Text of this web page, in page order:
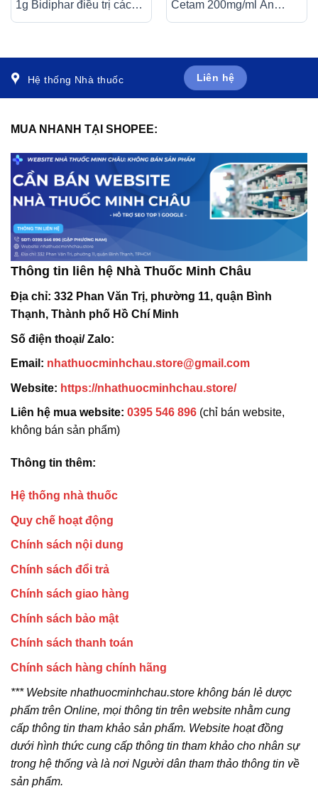
1g Bidiphar điều trị các
Cetam 200mg/ml An
Hệ thống Nhà thuốc Liên hệ
MUA NHANH TẠI SHOPEE:
Thông tin liên hệ Nhà Thuốc Minh Châu
Địa chỉ: 332 Phan Văn Trị, phường 11, quận Bình
Thạnh, Thành phố Hồ Chí Minh
Số điện thoại/ Zalo:
Email: nhathuocminhchau.store@gmail.com
Website: https://nhathuocminhchau.store/
Liên hệ mua website: 0395 546 896 (chỉ bán website,
không bán sản phẩm)
Thông tin thêm:
Hệ thống nhà thuốc
Quy chế hoạt động
Chính sách nội dung
Chính sách đổi trả
Chính sách giao hàng
Chính sách bảo mật
Chính sách thanh toán
Chính sách hàng chính hãng
*** Website nhathuocminhchau.store không bán lẻ dược
phẩm trên Online, mọi thông tin trên website nhằm cung
cấp thông tin tham khảo sản phẩm. Website hoạt đồng
dưới hình thức cung cấp thông tin tham khảo cho nhân sự
trong hệ thống và là nơi Người dân tham thảo thông tin về
sản phẩm.